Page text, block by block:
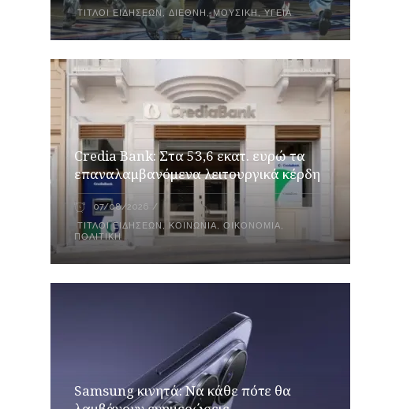
ΤΊΤΛΟΙ ΕΙΔΉΣΕΩΝ ,ΔΙΕΘΝΉ ,ΜΟΥΣΙΚΉ,ΥΓΕΊΑ
Credia Bank: Στα 53,6 εκατ. ευρώ τα
επαναλαμβανόμενα λειτουργικά κέρδη
07/08/2026
ΤΊΤΛΟΙ ΕΙΔΉΣΕΩΝ , ΚΟΙΝΩΝΊΑ,ΟΙΚΟΝΟΜΊΑ,
ΠΟΛΙΤΙΚΉ
Samsung κινητά: Να κάθε πότε θα